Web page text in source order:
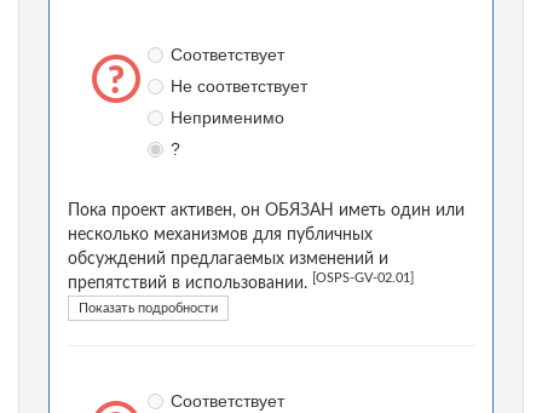
Соответствует
Не соответствует
Неприменимо
?
Пока проект активен, он ОБЯЗАН иметь один или
несколько механизмов для публичных
обсуждений предлагаемых изменений и
препятствий в использовании.
[OSPS-GV-02.01]
Показать подробности
Соответствует